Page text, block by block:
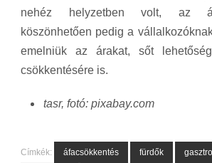
nehéz helyzetben volt, az
köszönhetően pedig a
emelniük az árakat, sőt
csökkentésére is.
tasr, fotó: pixabay.com
Címkék: áfacsökkentés fürdők